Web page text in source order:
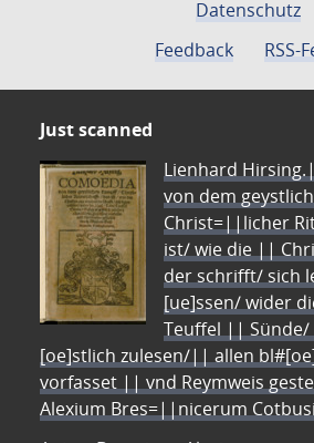
Datenschutz
Feedback
RSS-
Just scanned
Lienhard
von dem
Christ=||licher
ist/ wie die ||
der schrifft/ sich
[ue]ssen/ wider
Teuffel || Sünde/
[oe]stlich zulesen/|| allen
vorfasset || vnd Reymweis
Alexium Bres=||nicerum